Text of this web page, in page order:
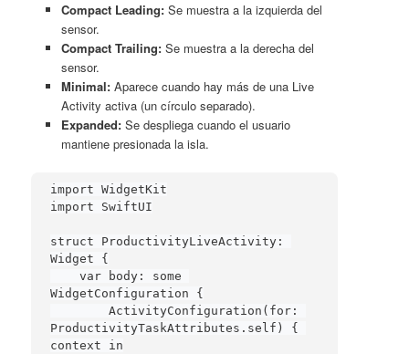
Compact Leading:Se muestra a la izquierda del
sensor.
Compact Trailing:Se muestra a la derecha del
sensor.
Minimal:Aparece cuando hay más de una Live
Activity activa (un círculo separado).
Expanded:Se despliega cuando el usuario
mantiene presionada la isla.
import WidgetKit
import SwiftUI
struct ProductivityLiveActivity:
Widget {
    var body: some
WidgetConfiguration {
        ActivityConfiguration(for:
ProductivityTaskAttributes.self) {
context in